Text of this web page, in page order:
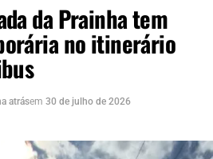
da Prainha tem
no itinerário
atrásem 30 de julho de 2026